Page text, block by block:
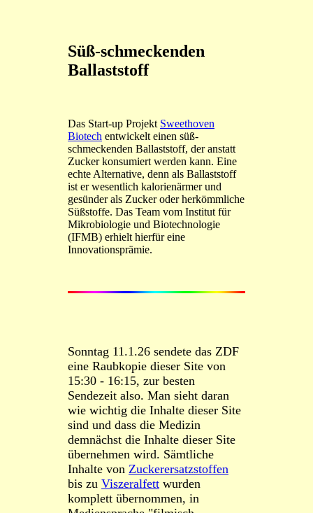
Süß-schmeckenden
Ballaststoff
Das Start-up Projekt Sweethoven
Biotech entwickelt einen süß-
schmeckenden Ballaststoff, der anstatt
Zucker konsumiert werden kann. Eine
echte Alternative, denn als Ballaststoff
ist er wesentlich kalorienärmer und
gesünder als Zucker oder herkömmliche
Süßstoffe. Das Team vom Institut für
Mikrobiologie und Biotechnologie
(IFMB) erhielt hierfür eine
Innovationsprämie.
Sonntag 11.1.26 sendete das ZDF
eine Raubkopie dieser Site von
15:30 - 16:15, zur besten
Sendezeit also. Man sieht daran
wie wichtig die Inhalte dieser Site
sind und dass die Medizin
demnächst die Inhalte dieser Site
übernehmen wird. Sämtliche
Inhalte von Zuckerersatzstoffen
bis zu Viszeralfett wurden
komplett übernommen, in